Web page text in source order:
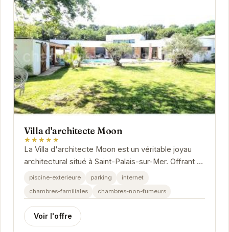
Villa d'architecte Moon
★★★★★
La Villa d'architecte Moon est un véritable joyau
architectural situé à Saint-Palais-sur-Mer. Offrant un
cadre luxueux et des prestations haut de...
piscine-exterieure parking
internet
chambres-familiales
chambres-non-fumeurs
Voir l'offre